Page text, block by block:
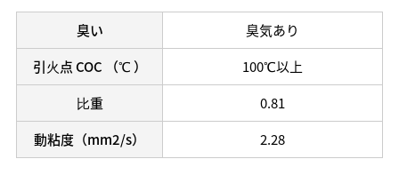
臭い
臭気あり
引⽕点 COC （℃ ）
100℃以上
⽐重
0.81
動粘度（mm2/s）
2.28